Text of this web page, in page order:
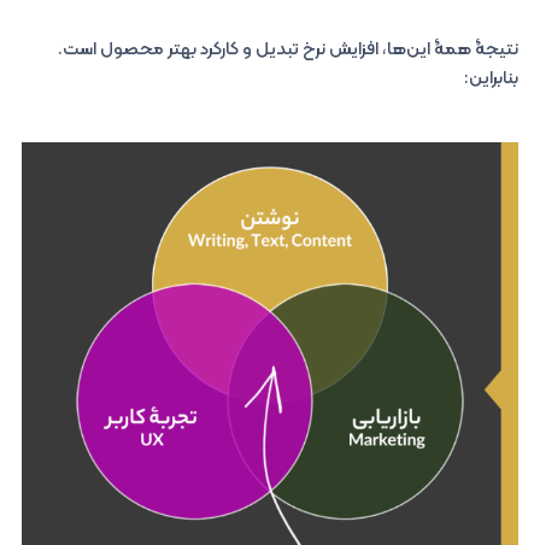
نتیجۀ همۀ این‌ها، افزایش نرخ تبدیل و کارکرد بهتر محصول است.
بنابراین: